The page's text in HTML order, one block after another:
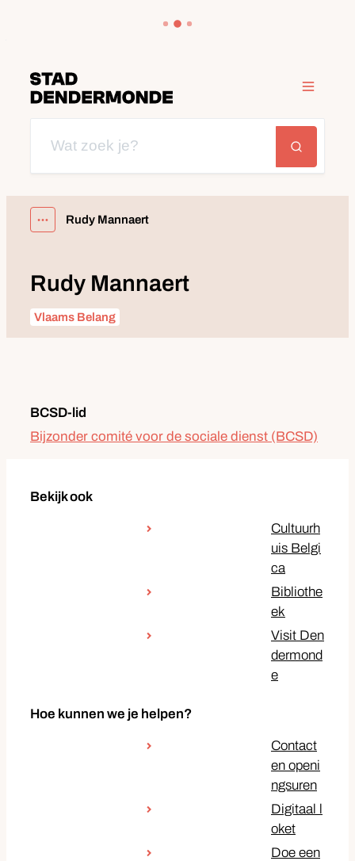
Dendermonde
Wat zoek je? Zoeken
Menu
Toon alle broodkruimel items
Rudy Mannaert
Rudy Mannaert
Vlaams Belang
BCSD-lid
Bijzonder comité voor de sociale dienst (BCSD)
Bekijk ook
Cultuurh
uis Belgi
ca
Bibliothe
ek
Visit Den
dermond
e
Hoe kunnen we je helpen?
Contact
en openi
ngsuren
Digitaal l
oket
Doe een